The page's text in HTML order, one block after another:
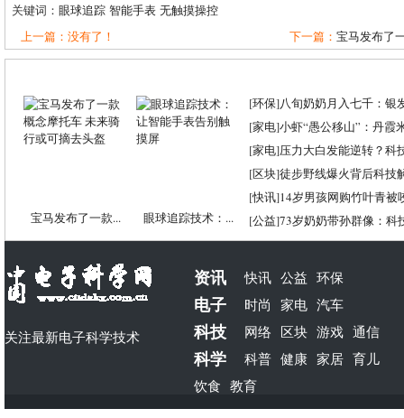
关键词： 眼球追踪 智能手表 无触摸操控
上一篇：没有了！
下一篇： 宝马发布了
宝马发布了一款... 眼球追踪技术：...
[环保]八旬奶奶月入七千：银
[家电]小虾“愚公移山”：丹霞
[家电]压力大白发能逆转？科
[区块]徒步野线爆火背后科技
[快讯]14岁男孩网购竹叶青被
[公益]73岁奶奶带孙群像：科
关注最新电子科学技术
资讯 快讯 公益 环保
电子 时尚 家电 汽车
科技 网络 区块 游戏 通信
科学 科普 健康 家居 育儿
饮食 教育